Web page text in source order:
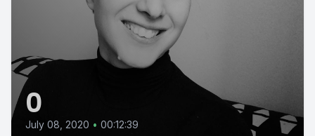
0
July 08, 2020 • 00:12:39